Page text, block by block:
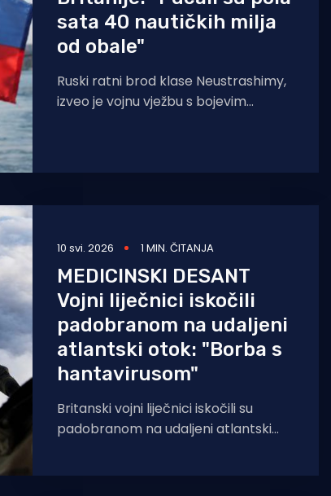
sata 40 nautičkih milja
od obale"
Ruski ratni brod klase Neustrashimy,
izveo je vojnu vježbu s bojevim
10 svi. 2026 1 MIN. ČITANJA
MEDICINSKI DESANT
Vojni liječnici iskočili
padobranom na udaljeni
atlantski otok: "Borba s
hantavirusom"
Britanski vojni liječnici iskočili su
padobranom na udaljeni atlantski